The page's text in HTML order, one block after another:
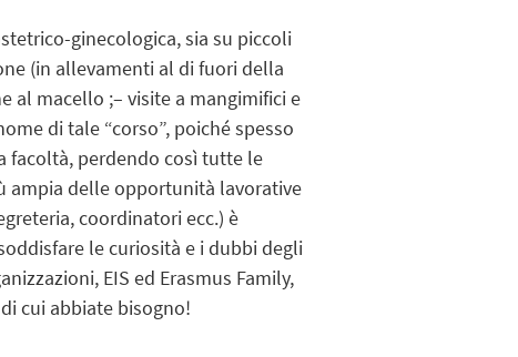
ginecologica, sia su piccoli
(in allevamenti al di fuori della
al macello ;– visite a mangimifici e
di tale “corso”, poiché spesso
facoltà, perdendo così tutte le
ampia delle opportunità lavorative
coordinatori ecc.) è
le curiosità e i dubbi degli
EIS ed Erasmus Family,
cui abbiate bisogno!